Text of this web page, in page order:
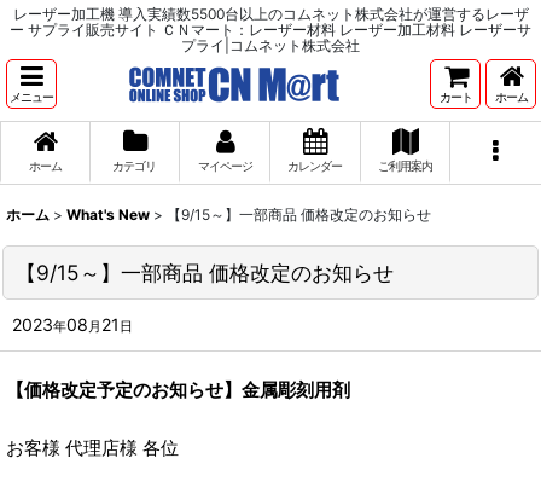
レーザー加工機 導入実績数5500台以上のコムネット株式会社が運営するレーザ
ー サプライ販売サイト ＣＮマート：レーザー材料 レーザー加工材料 レーザーサ
プライ|コムネット株式会社
メニュー カート ホーム
ホーム カテゴリ マイページ カレンダー ご利用案内
ホーム > What's New > 【9/15～】一部商品 価格改定のお知らせ
【9/15～】一部商品 価格改定のお知らせ
2023年08 月 21 日
【価格改定予定のお知らせ】金属彫刻用剤
お客様 代理店様 各位